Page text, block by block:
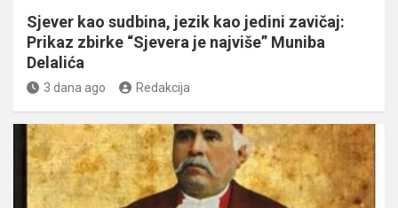
Sjever kao sudbina, jezik kao jedini zavičaj:
Prikaz zbirke “Sjevera je najviše” Muniba
Delalića
3 dana ago Redakcija